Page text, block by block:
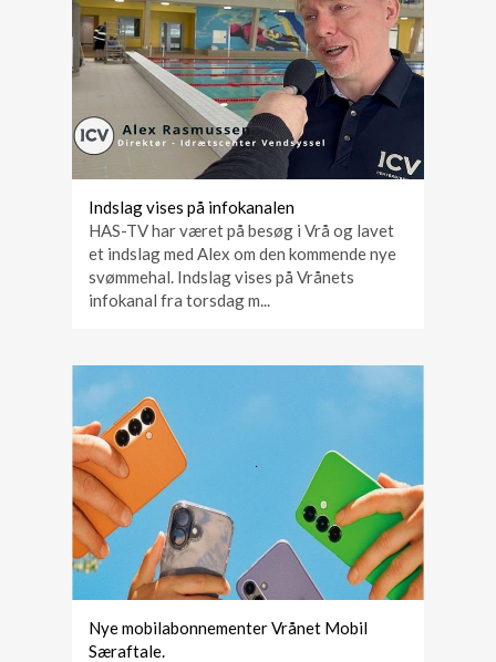
Indslag vises på infokanalen
HAS-TV har været på besøg i Vrå og lavet
et indslag med Alex om den kommende nye
svømmehal. Indslag vises på Vrånets
infokanal fra torsdag m...
Nye mobilabonnementer Vrånet Mobil
Særaftale.